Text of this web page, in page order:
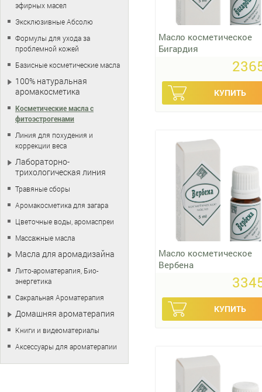
Масло косметическое
Бигардия
Масло косметическое
Вербена
эфирных масел
Эксклюзивные Абсолю
Формулы для ухода за
проблемной кожей
Базисные косметические масла
100% натуральная
аромакосметика
Косметические масла с
фитоэстрогенами
Линия для похудения и
коррекции веса
Лабораторно-
трихологическая линия
Травяные сборы
Аромакосметика для загара
Цветочные воды, аромаспреи
Массажные масла
Масла для аромадизайна
Лито-ароматерапия, Био-
энергетика
Сакральная Ароматерапия
Домашняя ароматерапия
Книги и видеоматериалы
Аксессуары для ароматерапии